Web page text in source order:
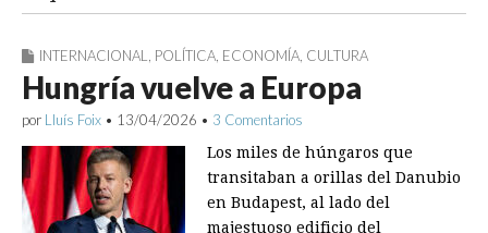
INTERNACIONAL POLÍTICA ECONOMÍA CULTURA
Hungría vuelve a Europa
por Lluís Foix • 13/04/2026 • 3 Comentarios
Los miles de húngaros que
transitaban a orillas del Danubio
en Budapest, al lado del
majestuoso edificio del